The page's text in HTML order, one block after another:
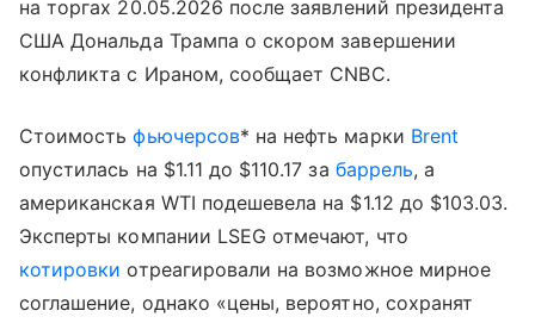
на торгах 20.05.2026 после заявлений президента
США Дональда Трампа о скором завершении
конфликта с Ираном, сообщает CNBC.
Стоимостьфьючерсов* на нефть марки Brent
опустилась на $1.11 до $110.17 за баррель, а
американская WTI подешевела на $1.12 до $103.03.
Эксперты компании LSEG отмечают, что
котировки отреагировали на возможное мирное
соглашение, однако «цены, вероятно, сохранят